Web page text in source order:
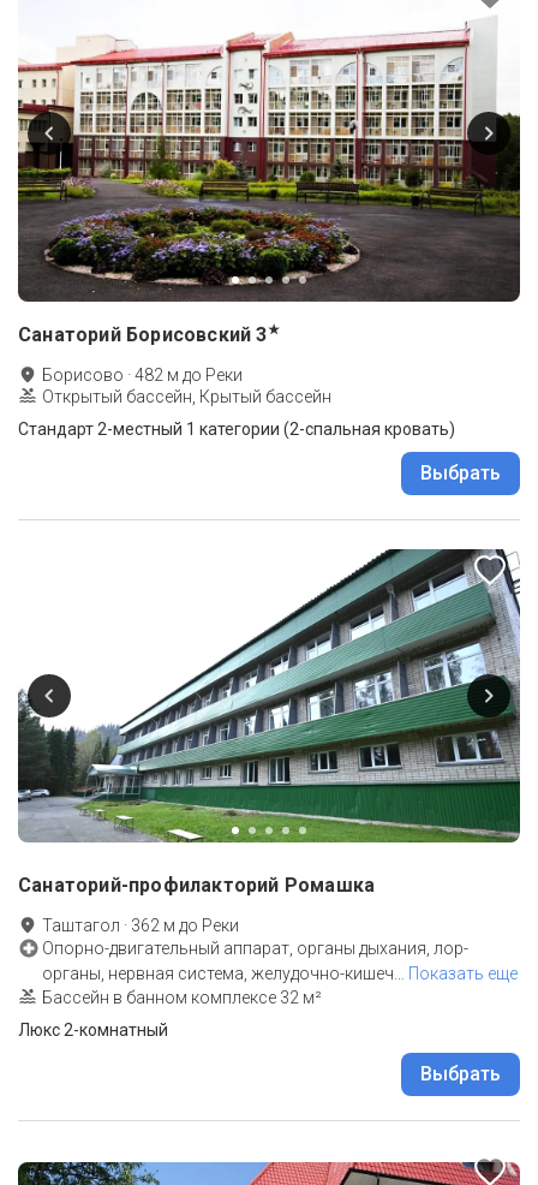
Санаторий Борисовский 3★
Борисово ·482 м до Реки
Открытый бассейн, Крытый бассейн
Стандарт 2-местный 1 категории (2-спальная кровать)
Выбрать
Санаторий-профилакторий Ромашка
Таштагол · 362 м до Реки
Опорно-двигательный аппарат, органы дыхания, лор-
органы, нервная система, желудочно-кишеч
Показать еще
Бассейн в банном комплексе 32 м²
Люкс 2-комнатный
Выбрать